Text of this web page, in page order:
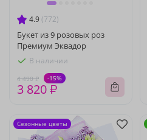
4.9 (772)
Букет из 9 розовых роз
Премиум Эквадор
В наличии
4 490 ₽ -15%
3 820 ₽
Сезонные цветы